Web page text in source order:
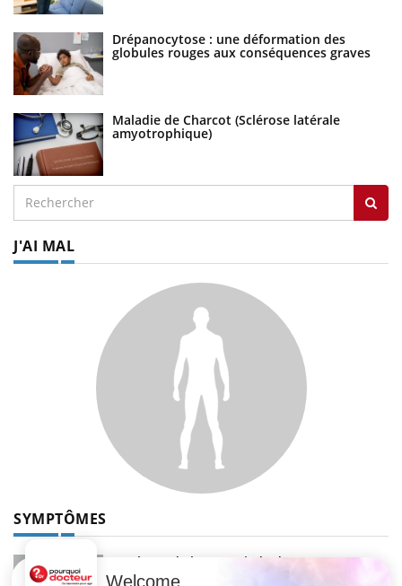
Drépanocytose : une déformation des
globules rouges aux conséquences graves
Maladie de Charcot (Sclérose latérale
amyotrophique)
J'AI MAL
SYMPTÔMES
Douleurs de l’avant-pied : des
métatarsalgies à 90 % liées à problème
Welcome